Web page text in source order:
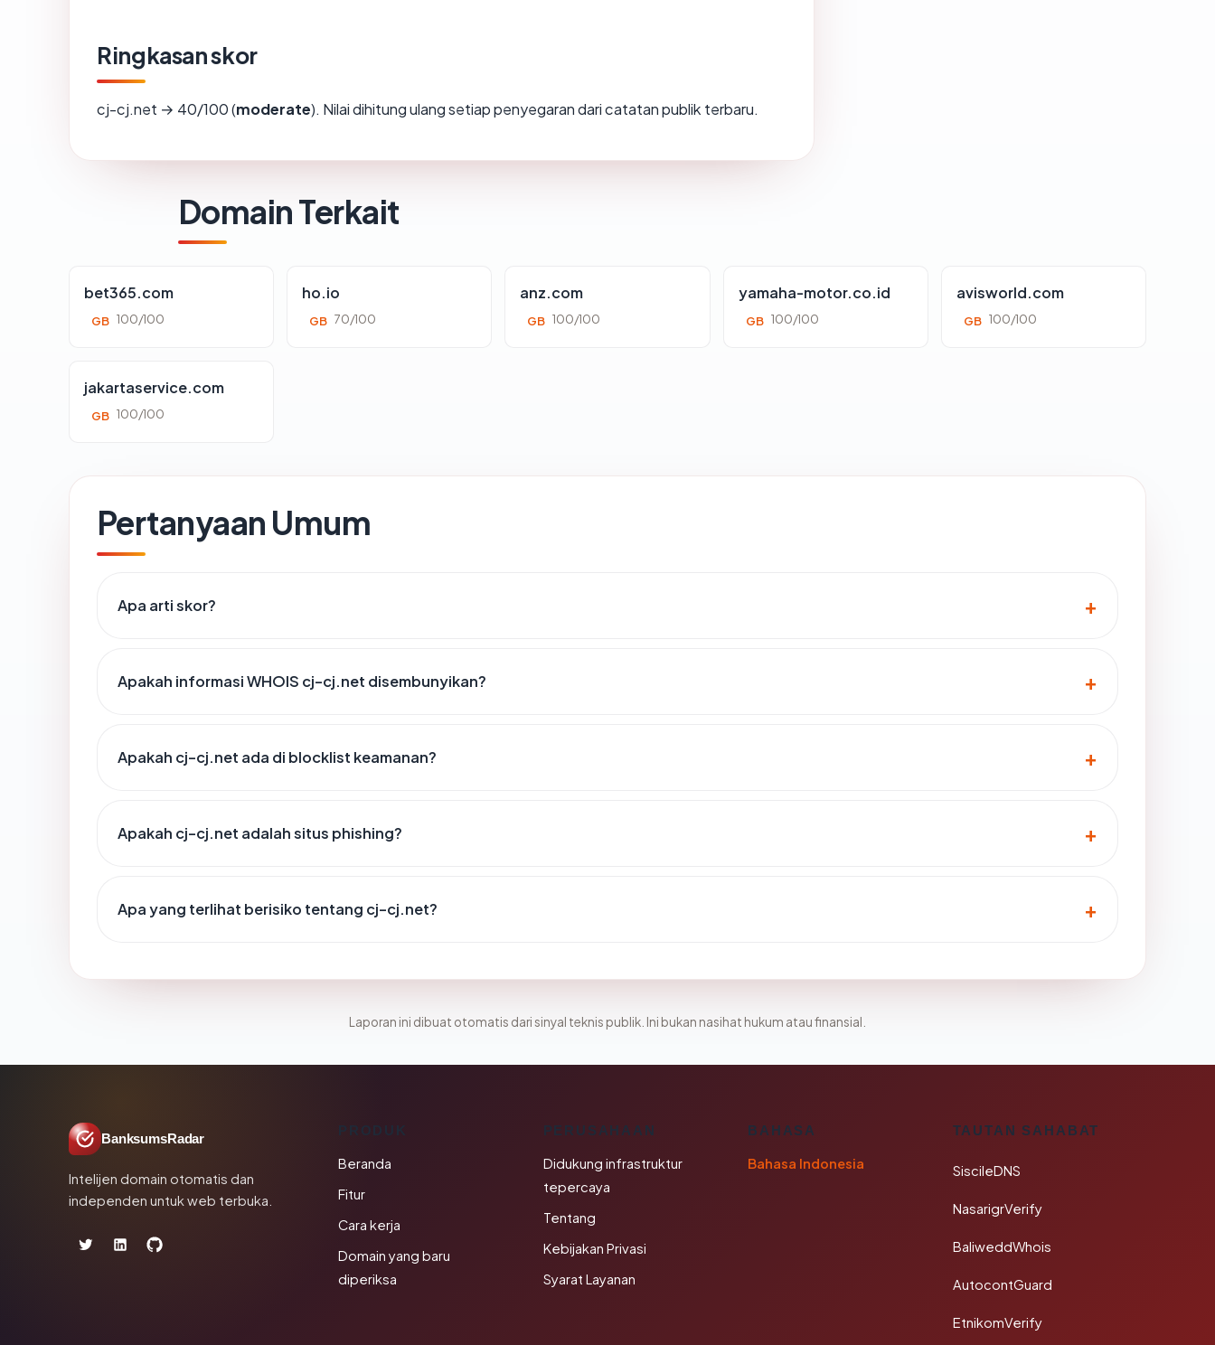
Ringkasan skor
cj-cj.net → 40/100 (moderate). Nilai dihitung ulang setiap penyegaran dari catatan publik terbaru.
Domain Terkait
bet365.com
GB 100/100
ho.io
GB 70/100
anz.com
GB 100/100
yamaha-motor.co.id
GB 100/100
avisworld.com
GB 100/100
jakartaservice.com
GB 100/100
Pertanyaan Umum
Apa arti skor?
Apakah informasi WHOIS cj-cj.net disembunyikan?
Apakah cj-cj.net ada di blocklist keamanan?
Apakah cj-cj.net adalah situs phishing?
Apa yang terlihat berisiko tentang cj-cj.net?
Laporan ini dibuat otomatis dari sinyal teknis publik. Ini bukan nasihat hukum atau finansial.
BanksumsRadar
Intelijen domain otomatis dan
independen untuk web terbuka.
Beranda
Fitur
Cara kerja
Domain yang baru
diperiksa
PERUSAHAAN
Didukung infrastruktur
tepercaya
Tentang
Kebijakan Privasi
Syarat Layanan
BAHASA
Bahasa Indonesia
TAUTAN SAHABAT
SiscileDNS
NasarigrVerify
BaliweddWhois
AutocontGuard
EtnikomVerify